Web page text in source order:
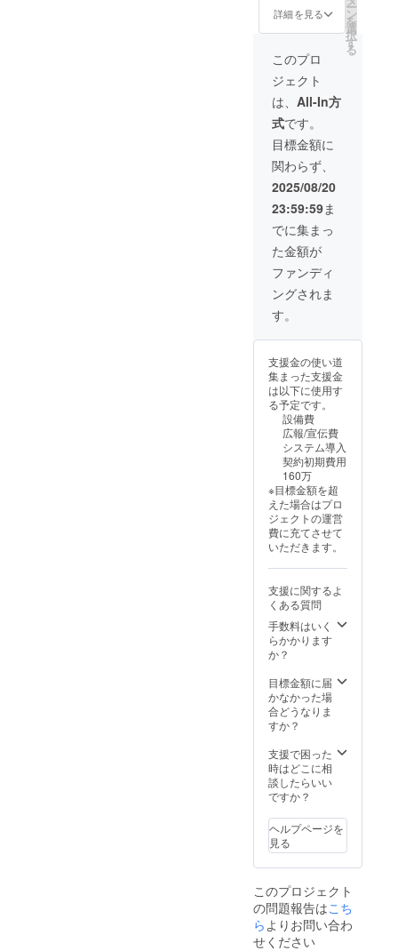
礼させ
ていた
だきま
す。 ・
実施概
要：10
分×10回
・有効
期限：
2026年
3月末ま
で ・実
施方
法：プ
ロジェ
クト終
了後
メール
にて日
程調整
を行い
近くに
したら
LINEの
QRコー
ドをお
送りし
ますの
でお友
達追加
をお願
いいた
しま
す。
：
お食事
島県鹿
児島市
内で実
施しま
す。支
の交通
費や滞
在費は
各自で
くださ
い。プ
ロジェ
クト
ナーの
交通
費・滞
在費は
ン金額
に含ま
れてい
ます。
詳細を見る ー
ン
を
選
択
す
る
このプロ
ジェクト
は、 All-In方
式です。
目標金額に
関わらず、
2025/08/20
23:59:59ま
でに集まっ
た金額が
ファンディ
ングされま
す。
支援金の使い道
集まった支援金
は以下に使用す
る予定です。
設備費
広報/宣伝費
システム導入
契約初期費用
160万
※目標金額を超
えた場合はプロ
ジェクトの運営
費に充てさせて
いただきます。
支援に関するよ
くある質問
手数料はいく
らかかります
か？
目標金額に届
かなかった場
合どうなりま
すか？
支援で困った
時はどこに相
談したらいい
ですか？
ヘルプページを
見る
このプロジェクト
の問題報告はこち
ら よりお問い合わ
せください